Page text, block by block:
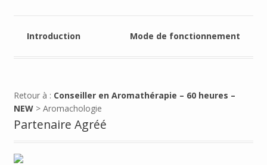
Introduction Mode de fonctionnement
Retour à : Conseiller en Aromathérapie – 60 heures –
NEW> Aromachologie
Partenaire Agréé